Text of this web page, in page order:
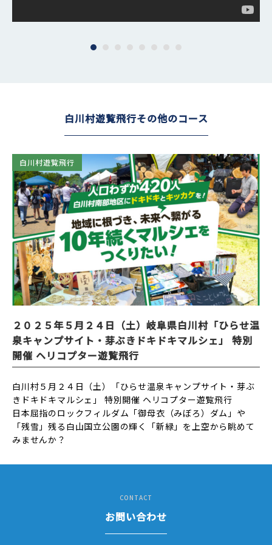
白川村遊覧飛行その他のコース
白川村遊覧飛行
２０２５年５月２４日（土）岐阜県白川村「ひらせ温
泉キャンプサイト・芽ぶきドキドキマルシェ」 特別
開催 ヘリコプター遊覧飛行
白川村５月２４日（土）「ひらせ温泉キャンプサイト・芽ぶ
きドキドキマルシェ」 特別開催 ヘリコプター遊覧飛行
日本屈指のロックフィルダム「御母衣（みぼろ）ダム」や
「残雪」残る白山国立公園の輝く「新緑」を上空から眺めて
みませんか？
CONTACT
お問い合わせ